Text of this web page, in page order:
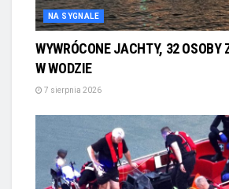
NA SYGNALE
WYWRÓCONE JACHTY, 32
W WODZIE
7 sierpnia 2026